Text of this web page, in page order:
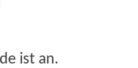
ist an.